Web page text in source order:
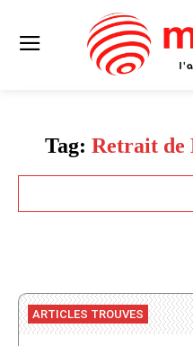
Tag: Retrait de
ARTICLES TROUVES